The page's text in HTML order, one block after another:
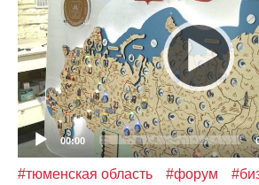
00:00
#тюменская область #форум